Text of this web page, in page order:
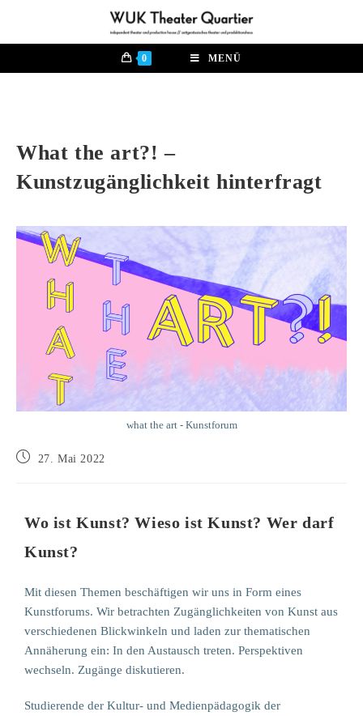
0 MENÜ
What the art?! –
Kunstzugänglichkeit hinterfragt
what the art - Kunstforum
27. Mai 2022
Wo ist Kunst? Wieso ist Kunst? Wer darf
Kunst?
Mit diesen Themen beschäftigen wir uns in Form eines
Kunstforums. Wir betrachten Zugänglichkeiten von Kunst aus
verschiedenen Blickwinkeln und laden zur thematischen
Annäherung ein: In den Austausch treten. Perspektiven
wechseln. Zugänge diskutieren.
Studierende der Kultur- und Medienpädagogik der